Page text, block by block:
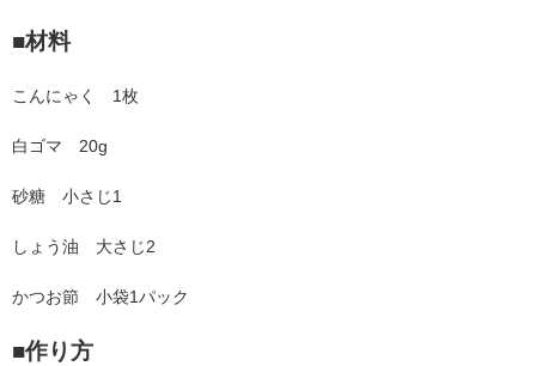
■材料
こんにゃく 1枚
白ゴマ 20g
砂糖 小さじ1
しょう油 大さじ2
かつお節 小袋1パック
■作り方